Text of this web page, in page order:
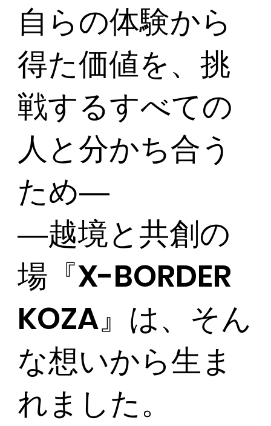
自らの体験から
得た価値を、挑
戦するすべての
人と分かち合う
ため―
―越境と共創の
場『X-BORDER
KOZA』は、そん
な想いから生ま
れました。